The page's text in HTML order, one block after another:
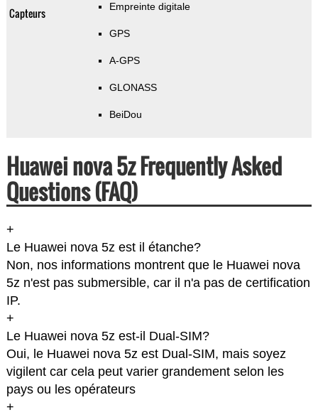
Capteurs Empreinte digitale
GPS
A-GPS
GLONASS
BeiDou
Huawei nova 5z Frequently Asked
Questions (FAQ)
+
Le Huawei nova 5z est il étanche?
Non, nos informations montrent que le Huawei nova
5z n'est pas submersible, car il n'a pas de certification
IP.
+
Le Huawei nova 5z est-il Dual-SIM?
Oui, le Huawei nova 5z est Dual-SIM, mais soyez
vigilent car cela peut varier grandement selon les
pays ou les opérateurs
+